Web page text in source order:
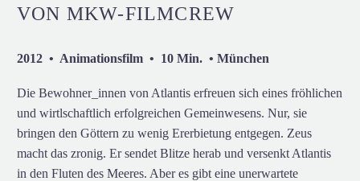
VON MKW-FILMCREW
2012 • Animationsfilm • 10 Min. • München
Die Bewohner_innen von Atlantis erfreuen sich eines fröhlichen
und wirtlschaftlich erfolgreichen Gemeinwesens. Nur, sie
bringen den Göttern zu wenig Ererbietung entgegen. Zeus
macht das zronig. Er sendet Blitze herab und versenkt Atlantis
in den Fluten des Meeres. Aber es gibt eine unerwartete